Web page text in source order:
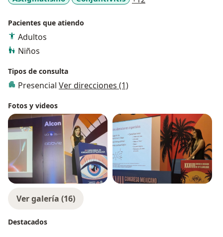
Pacientes que atiendo
Adultos
Niños
Tipos de consulta
Presencial Ver direcciones (1)
Fotos y videos
Ver galería (16)
Destacados